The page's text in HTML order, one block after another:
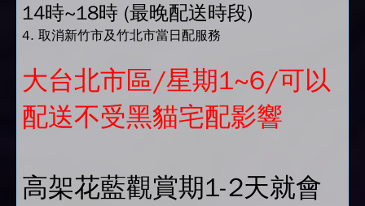
14時~18時 (最晚配送時段)
4. 取消新竹市及竹北市當日配服務
大台北市區/星期1~6/可以
配送不受黑貓宅配影響
高架花藍觀賞期1-2天就會